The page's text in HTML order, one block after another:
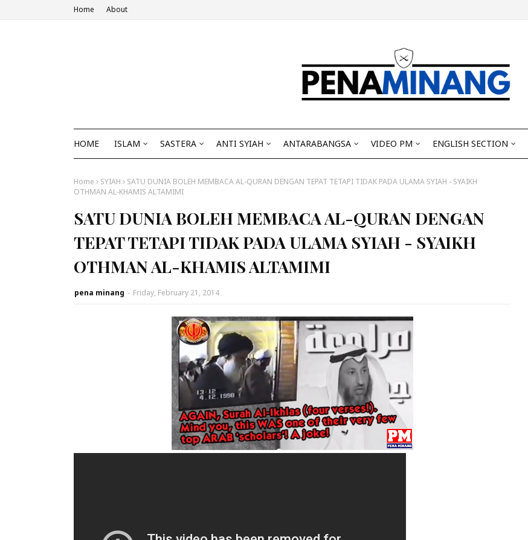
Home About
HOME ISLAM SASTERA ANTI SYIAH ANTARABANGSA VIDEO PM ENGLISH SECTION
Home SYIAH
SATU DUNIA BOLEH MEMBACA AL-QURAN DENGAN TEPAT TETAPI TIDAK PADA ULAMA SYIAH - SYAIKH
OTHMAN AL-KHAMIS ALTAMIMI
SATU DUNIA BOLEH MEMBACA AL-QURAN DENGAN
TEPAT TETAPI TIDAK PADA ULAMA SYIAH - SYAIKH
OTHMAN AL-KHAMIS ALTAMIMI
pena minang - Friday, February 21, 2014